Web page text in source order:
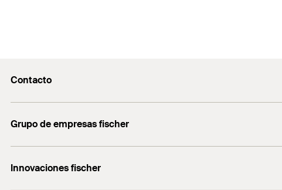
Contacto
servicio.cliente@fischer.es
+0034 977838711
Grupo de empresas fischer
fischertechnik
Innovaciones fischer